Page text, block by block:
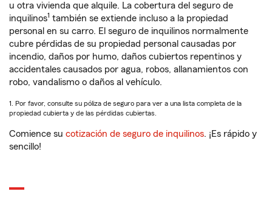
u otra vivienda que alquile. La cobertura del seguro de
inquilinos1 también se extiende incluso a la propiedad
personal en su carro. El seguro de inquilinos normalmente
cubre pérdidas de su propiedad personal causadas por
incendio, daños por humo, daños cubiertos repentinos y
accidentales causados por agua, robos, allanamientos con
robo, vandalismo o daños al vehículo.
1. Por favor, consulte su póliza de seguro para ver a una lista completa de la
propiedad cubierta y de las pérdidas cubiertas.
Comience su cotización de seguro de inquilinos. ¡Es rápido y
sencillo!